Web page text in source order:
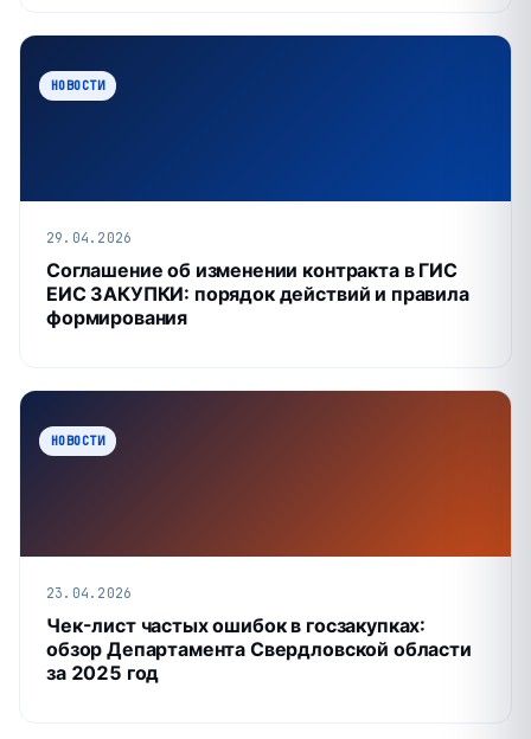
НОВОСТИ
29.04.2026
Соглашение об изменении контракта в ГИС
ЕИС ЗАКУПКИ: порядок действий и правила
формирования
НОВОСТИ
23.04.2026
Чек-лист частых ошибок в госзакупках:
обзор Департамента Свердловской области
за 2025 год